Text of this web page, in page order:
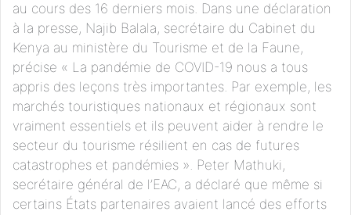
au cours des 16 derniers mois. Dans une déclaration
à la presse, Najib Balala, secrétaire du Cabinet du
Kenya au ministère du Tourisme et de la Faune,
précise « La pandémie de COVID-19 nous a tous
appris des leçons très importantes. Par exemple, les
marchés touristiques nationaux et régionaux sont
vraiment essentiels et ils peuvent aider à rendre le
secteur du tourisme résilient en cas de futures
catastrophes et pandémies ». Peter Mathuki,
secrétaire général de l’EAC, a déclaré que même si
certains États partenaires avaient lancé des efforts